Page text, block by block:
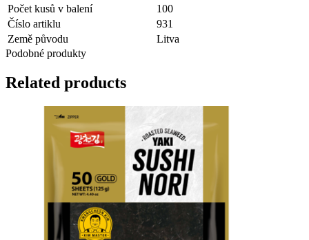
Počet kusů v balení
100
Číslo artiklu
931
Země původu
Litva
Podobné produkty
Related products